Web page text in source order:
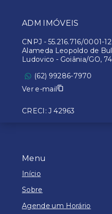
Menu
Início
Sobre
Agende um Horário
ADM IMÓVEIS
CNPJ - 55.216.716/0001-12
Alameda Leopoldo de
Ludovico - Goiânia/GO,
(62) 99286-7970
Ver e-mail
CRECI: J 42963